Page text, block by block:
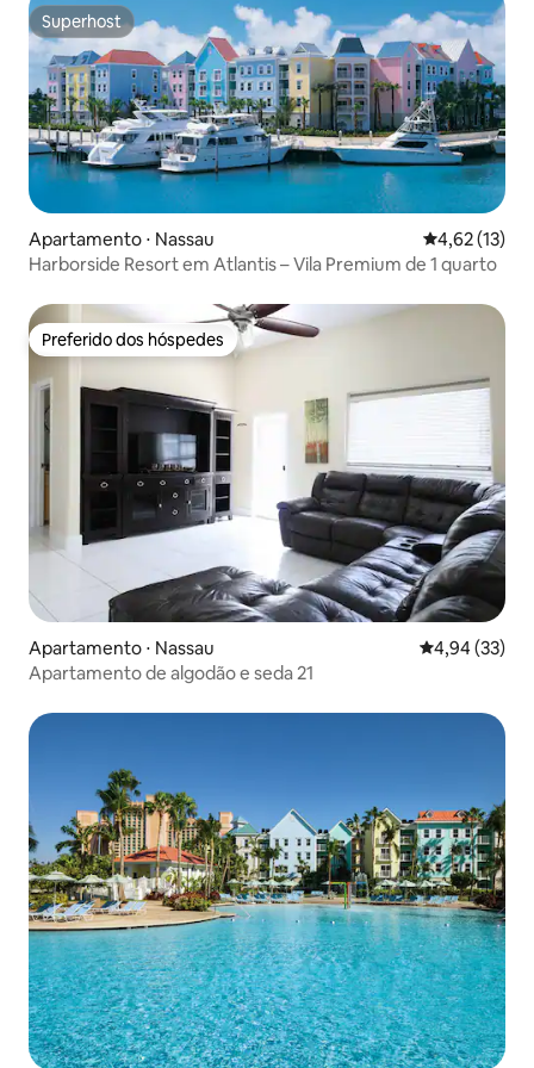
Superhost
Superhost
Apartamento ⋅ Nassau 4,62 de uma
4,62 (13)
Harborside Resort em Atlantis – Vila Premium de 1 quarto
Preferido dos hóspedes
Preferido dos hóspedes
Apartamento ⋅ Nassau 4,94 de uma
4,94 (33)
Apartamento de algodão e seda 21